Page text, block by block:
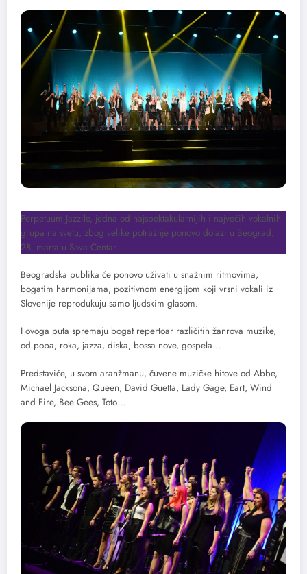
Perpetuum Jazzile, jedna od najspektakularnijih i najvećih vokalnih
grupa na svetu, zbog velike potražnje ponovo dolazi u Beograd,
28. marta u Sava Centar.
Beogradska publika će ponovo uživati u snažnim ritmovima,
bogatim harmonijama, pozitivnom energijom koji vrsni vokali iz
Slovenije reprodukuju samo ljudskim glasom.
I ovoga puta spremaju bogat repertoar različitih žanrova muzike,
od popa, roka, jazza, diska, bossa nove, gospela…
Predstaviće, u svom aranžmanu, čuvene muzičke hitove od Abbe,
Michael Jacksona, Queen, David Guetta, Lady Gage, Eart, Wind
and Fire, Bee Gees, Toto…